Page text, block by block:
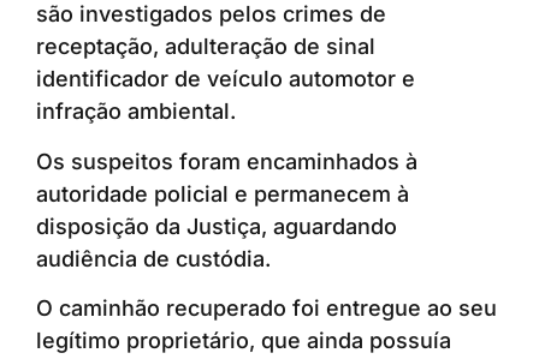
são investigados pelos crimes de
receptação, adulteração de sinal
identificador de veículo automotor e
infração ambiental.
Os suspeitos foram encaminhados à
autoridade policial e permanecem à
disposição da Justiça, aguardando
audiência de custódia.
O caminhão recuperado foi entregue ao seu
legítimo proprietário, que ainda possuía